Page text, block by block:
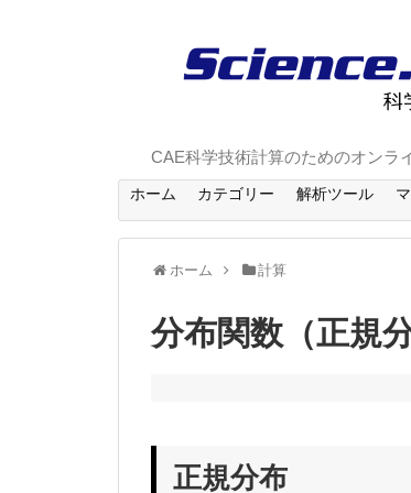
CAE科学技術計算のためのオンラ
ホーム カテゴリー 解析ツール
ホーム 計算
分布関数（正規分
正規分布